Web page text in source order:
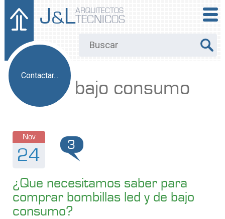
J&LARQUITECTOS
TECNICOS
Contactar...
bajo consumo
Nov
24
3
¿Que necesitamos saber para
comprar bombillas led y de bajo
consumo?